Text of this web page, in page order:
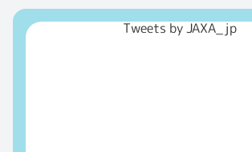
Tweets by JAXA_jp